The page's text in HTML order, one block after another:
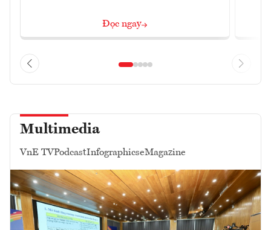
Đọc ngay
Multimedia
VnE TVPodcastInfographicseMagazine